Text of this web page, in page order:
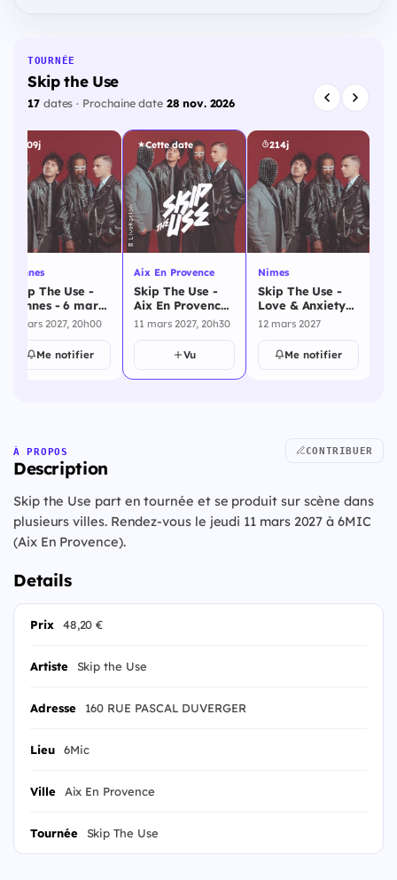
TOURNÉE
Skip the Use
17dates · Prochaine date28 nov. 2026
209j
Rennes
Skip The Use -
Rennes - 6 mars
2027
6 mars 2027, 20h00
Me notifier
Cette date
Aix En Provence
Skip The Use -
Aix En Provence
- 11 mars 2027
11 mars 2027, 20h30
Vu
214j
Nimes
Skip The Use -
Love & Anxiety
Tour - Nimes - 12
12 mars 2027
Me notifier
À PROPOS
Description
CONTRIBUER
Skip the Use part en tournée et se produit sur scène dans
plusieurs villes. Rendez-vous le jeudi 11 mars 2027 à 6MIC
(Aix En Provence).
Details
Prix 48,20 €
Artiste Skip the Use
Adresse 160 RUE PASCAL DUVERGER
Lieu 6Mic
Ville Aix En Provence
Tournée Skip The Use